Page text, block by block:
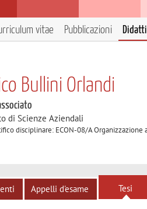
vitae Pubblicazioni
Bullini Orlandi
di Scienze Aziendali
disciplinare: ECON-08/A Organizzazione
Appelli d'esame Tesi